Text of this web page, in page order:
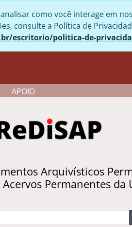
como você interage em
consulte a Política de
escritorio/politica-de-
APOIO
Arquivísticos
Permanentes da